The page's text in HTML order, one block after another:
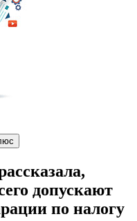
допускают
по налогу